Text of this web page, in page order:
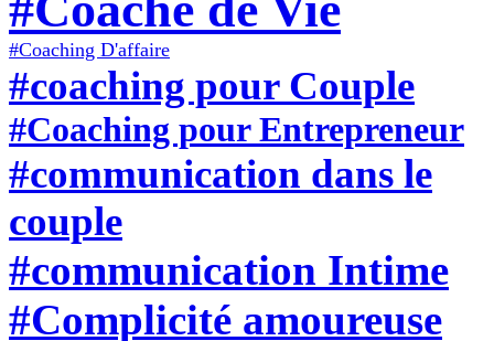
#Coaching D'affaire
#coaching pour Couple
#Coaching pour Entrepreneur
#communication dans le
couple
#communication Intime
#Complicité amoureuse